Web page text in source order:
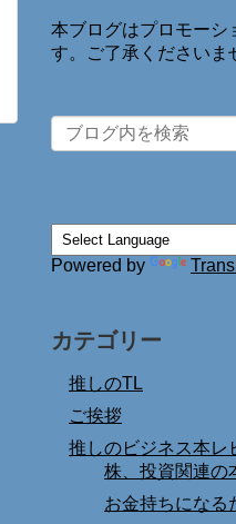
本ブログはプロモーシ
す。ご了承くださいま
Powered by
カテゴリー
推しのTL
ご挨拶
推しのビジネス本レ
株、投資関連の
お金持ちになる